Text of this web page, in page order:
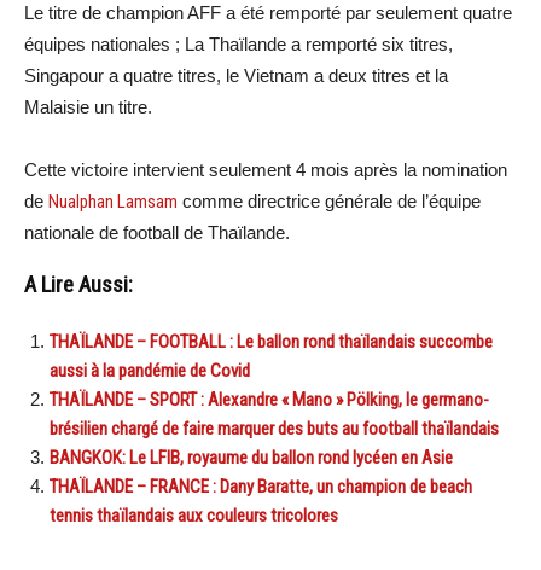
Le titre de champion AFF a été remporté par seulement quatre
équipes nationales ; La Thaïlande a remporté six titres,
Singapour a quatre titres, le Vietnam a deux titres et la
Malaisie un titre.
Cette victoire intervient seulement 4 mois après la nomination
de Nualphan Lamsam comme directrice générale de l’équipe
nationale de football de Thaïlande.
A Lire Aussi:
THAÏLANDE – FOOTBALL : Le ballon rond thaïlandais succombe
aussi à la pandémie de Covid
THAÏLANDE – SPORT : Alexandre « Mano » Pölking, le germano-
brésilien chargé de faire marquer des buts au football thaïlandais
BANGKOK: Le LFIB, royaume du ballon rond lycéen en Asie
THAÏLANDE – FRANCE : Dany Baratte, un champion de beach
tennis thaïlandais aux couleurs tricolores